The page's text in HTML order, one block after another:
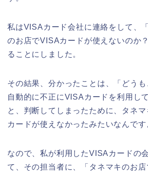
私はVISAカード会社に連絡をして、
のお店でVISAカードが使えないのか
ることにしました。
その結果、分かったことは、「どう
自動的に不正にVISAカードを利用し
と、判断してしまったために、タネ
カードが使えなかったみたいなんです
なので、私が利用したVISAカードの
て、その担当者に、「タネマキのお